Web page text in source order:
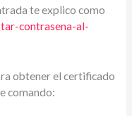
te explico como
contrasena-al-
obtener el certificado
comando: